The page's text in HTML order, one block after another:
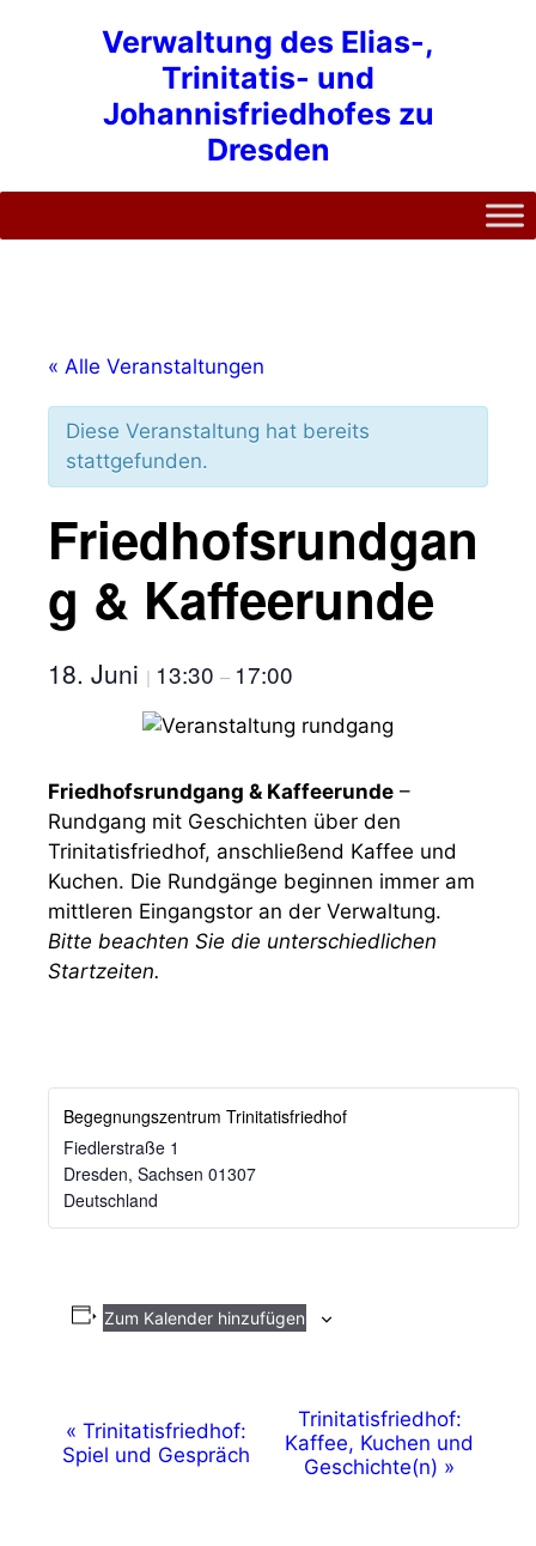
Verwaltung des Elias-,
Trinitatis- und
Johannisfriedhofes zu
Dresden
« Alle Veranstaltungen
Diese Veranstaltung hat bereits
stattgefunden.
Friedhofsrundgan
g & Kaffeerunde
18. Juni | 13:30 – 17:00
Friedhofsrundgang & Kaffeerunde –
Rundgang mit Geschichten über den
Trinitatisfriedhof, anschließend Kaffee und
Kuchen. Die Rundgänge beginnen immer am
mittleren Eingangstor an der Verwaltung.
Bitte beachten Sie die unterschiedlichen
Startzeiten.
Begegnungszentrum Trinitatisfriedhof
Fiedlerstraße 1
Dresden, Sachsen 01307
Deutschland
Zum Kalender hinzufügen
V
e
« Trinitatisfriedhof:
Spiel und Gespräch
Trinitatisfriedhof:
Kaffee, Kuchen und
Geschichte(n) »